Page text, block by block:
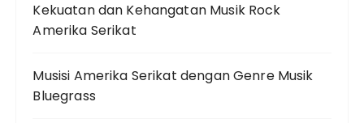
Kekuatan dan Kehangatan Musik Rock
Amerika Serikat
Musisi Amerika Serikat dengan Genre Musik
Bluegrass